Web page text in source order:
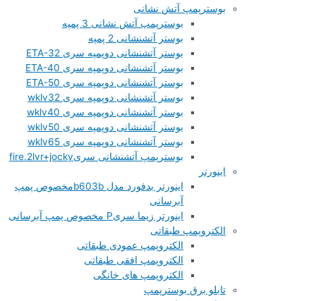
بوسترپمپ آتش نشانی
بوسترپمپ آتش نشانی 3 پمپه
بوستر آتشنشانی 2 پمپه
بوستر آتشنشانی دوپمپه سری ETA-32
بوستر آتشنشانی دوپمپه سری ETA-40
بوستر آتشنشانی دوپمپه سری ETA-50
بوستر آتشنشانی دوپمپه سری wklv32
بوستر آتشنشانی دوپمپه سری wklv40
بوستر آتشنشانی دوپمپه سری wklv50
بوستر آتشنشانی دوپمپه سری wklv65
بوسترپمپ آتشنشانی سریfire.2lvr+jocky
اینورتر
اینورتر بدفورد مدل b603bمخصوص پمپ
آبرسانی
اینورتر زیما سریP مخصوص پمپ آبرسانی
الکتروپمپ طبقاتی
الکتروپمپ عمودی طبقاتی
الکتروپمپ افقی طبقاتی
الکتروپمپ های خانگی
تابلو برق بوسترپمپ